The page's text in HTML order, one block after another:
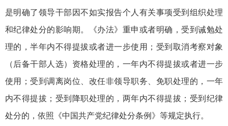
是明确了领导干部因不如实报告个人有关事项受到组织处理
和纪律处分的影响期。《办法》重申或者明确，受到诫勉处
理的，半年内不得提拔或者进一步使用；受到取消考察对象
（后备干部人选）资格处理的，一年内不得提拔或者进一步
使用；受到调离岗位、改任非领导职务、免职处理的，一年
内不得提拔；受到降职处理的，两年内不得提拔；受到纪律
处分的，依照《中国共产党纪律处分条例》等规定执行。